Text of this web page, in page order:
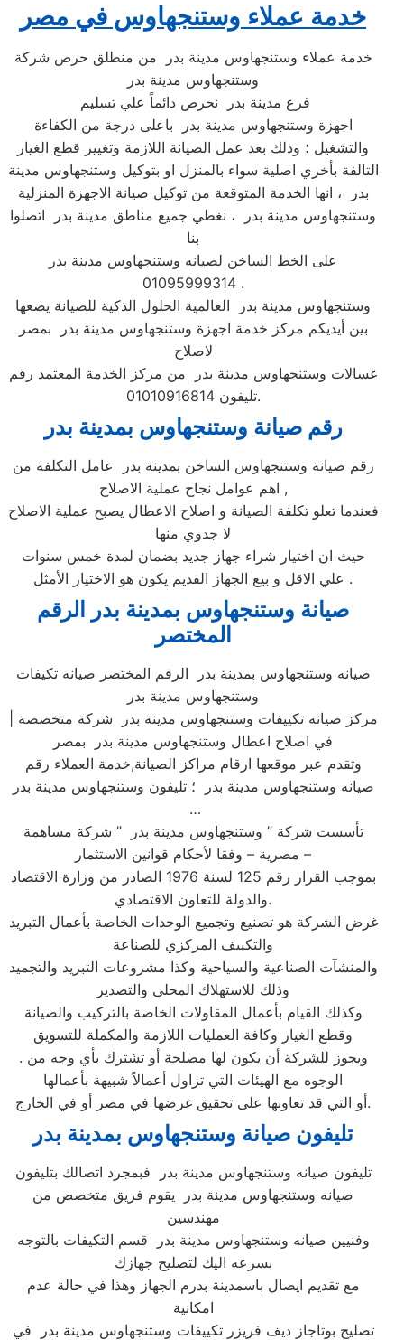
خدمة عملاء وستنجهاوس في مصر
خدمة عملاء وستنجهاوس مدينة بدر من منطلق حرص شركة
وستنجهاوس مدينة بدر
فرع مدينة بدر نحرص دائماً علي تسليم
اجهزة وستنجهاوس مدينة بدر باعلى درجة من الكفاءة
والتشغيل ؛ وذلك بعد عمل الصيانة اللازمة وتغيير قطع الغيار
التالفة بأخري اصلية سواء بالمنزل او بتوكيل وستنجهاوس مدينة
بدر ، انها الخدمة المتوقعة من توكيل صيانة الاجهزة المنزلية
وستنجهاوس مدينة بدر ، نغطي جميع مناطق مدينة بدر اتصلوا
بنا
على الخط الساخن لصيانه وستنجهاوس مدينة بدر
01095999314 .
وستنجهاوس مدينة بدر العالمية الحلول الذكية للصيانة يضعها
بين أيديكم مركز خدمة اجهزة وستنجهاوس مدينة بدر بمصر
لاصلاح
غسالات وستنجهاوس مدينة بدر من مركز الخدمة المعتمد رقم
تليفون 01010916814.
رقم صيانة وستنجهاوس بمدينة بدر
رقم صيانة وستنجهاوس الساخن بمدينة بدر عامل التكلفة من
اهم عوامل نجاح عملية الاصلاح ,
فعندما تعلو تكلفة الصيانة و اصلاح الاعطال يصبح عملية الاصلاح
لا جدوي منها
حيث ان اختيار شراء جهاز جديد بضمان لمدة خمس سنوات
علي الاقل و بيع الجهاز القديم يكون هو الاختيار الأمثل .
صيانة وستنجهاوس بمدينة بدر الرقم
المختصر
صيانه وستنجهاوس بمدينة بدر الرقم المختصر صيانه تكيفات
وستنجهاوس مدينة بدر
في اصلاح اعطال وستنجهاوس مدينة بدر بمصر
وتقدم عبر موقعها ارقام مراكز الصيانة,خدمة العملاء رقم
صيانه وستنجهاوس مدينة بدر ؛ تليفون وستنجهاوس مدينة بدر
…
تأسست شركة ” وستنجهاوس مدينة بدر ” شركة مساهمة
مصرية – وفقا لأحكام قوانين الاستثمار –
بموجب القرار رقم 125 لسنة 1976 الصادر من وزارة الاقتصاد
والدولة للتعاون الاقتصادي.
غرض الشركة هو تصنيع وتجميع الوحدات الخاصة بأعمال التبريد
والتكييف المركزي للصناعة
والمنشآت الصناعية والسياحية وكذا مشروعات التبريد والتجميد
وذلك للاستهلاك المحلى والتصدير
وكذلك القيام بأعمال المقاولات الخاصة بالتركيب والصيانة
وقطع الغيار وكافة العمليات اللازمة والمكملة للتسويق
. ويجوز للشركة أن يكون لها مصلحة أو تشترك بأي وجه من
الوجوه مع الهيئات التي تزاول أعمالاً شبيهة بأعمالها
أو التي قد تعاونها على تحقيق غرضها في مصر أو في الخارج.
تليفون صيانة وستنجهاوس بمدينة بدر
تليفون صيانه وستنجهاوس مدينة بدر فبمجرد اتصالك بتليفون
صيانه وستنجهاوس مدينة بدر يقوم فريق متخصص من
مهندسين
وفنيين صيانه وستنجهاوس مدينة بدر قسم التكيفات بالتوجه
بسرعه اليك لتصليح جهازك
مع تقديم ايصال باسمدينة بدرم الجهاز وهذا في حالة عدم
امكانية
تصليح بوتاجاز ديف فريزر تكييفات وستنجهاوس مدينة بدر في